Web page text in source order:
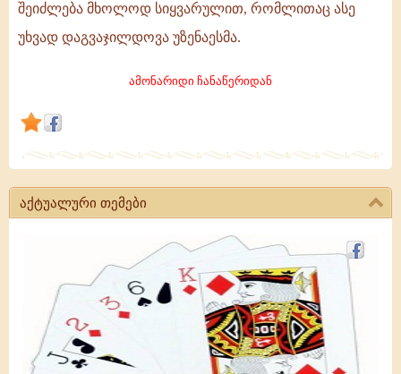
შეიძლება მხოლოდ სიყვარულით, რომლითაც ასე
უხვად დაგვაჯილდოვა უზენაესმა.
ამონარიდი ჩანაწერიდან
აქტუალური თემები